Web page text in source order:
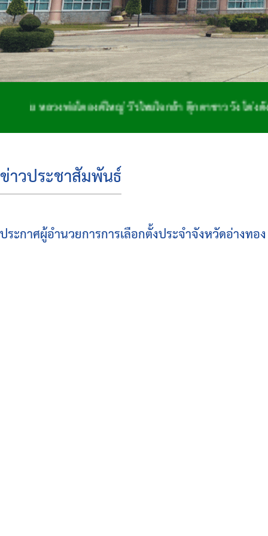
ลวงพ่อโตองค์ใหญ่ วีรไทยใจกล้า ตุ๊กตาชาววัง โด่งดังจักสา
ข่าวประชาสัมพันธ์
ประกาศผู้อำนวยการการเลือกตั้งประจำจังหวัดอ่างทอง